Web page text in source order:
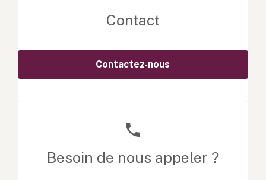
Contact
Contactez-nous
phone
Besoin de nous appeler ?